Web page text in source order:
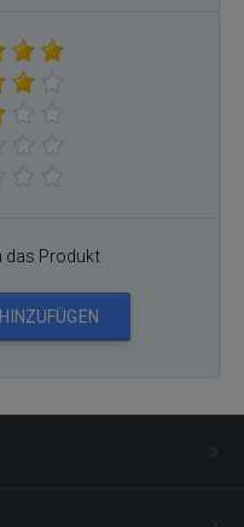
das Produkt